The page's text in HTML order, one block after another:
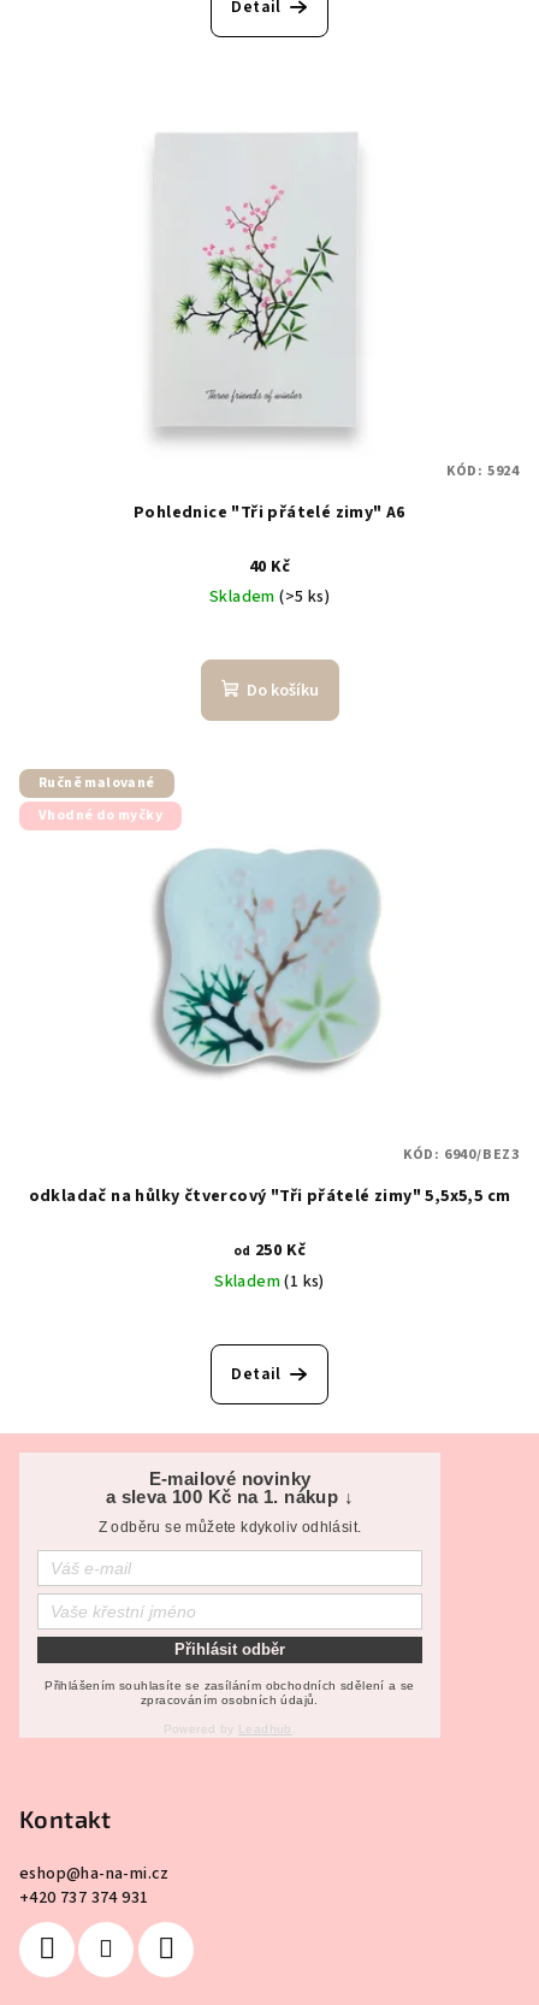
Detail
Pohlednice "Tři přátelé zimy" A6
40 Kč
Skladem(>5 ks)
Do košíku
KÓD: 5924
Ručně malované
Vhodné do myčky
odkladač na hůlky čtvercový "Tři přátelé zimy" 5,5x5,5 cm
od 250 Kč
Skladem(1 ks)
Detail
KÓD: 6940/BEZ3
E-mailové novinky
a sleva 100 Kč na 1. nákup ↓
Z odběru se můžete kdykoliv odhlásit.
Přihlásit odběr
Přihlášením souhlasíte se zasíláním obchodních sdělení a se
zpracováním osobních údajů.
Powered by Leadhub
Kontakt
eshop@ha-na-mi.cz
+420 737 374 931